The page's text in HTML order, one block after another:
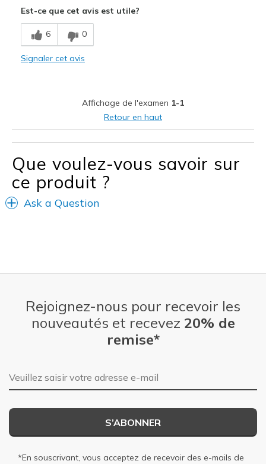
Breathe Well
Comfortable
Les meilleures utilisations
Casual Wear
Special Occasions
Travel
Est-ce que cet avis est utile?
6 0
Signaler cet avis
Affichage de l'examen 1-1
Retour en haut
Que voulez-vous savoir sur
ce produit ?
Ask a Question
Rejoignez-nous pour recevoir les
nouveautés et recevez 20% de
remise*
Adresse e-mail
S’ABONNER
*En souscrivant, vous acceptez de recevoir des e-mails de